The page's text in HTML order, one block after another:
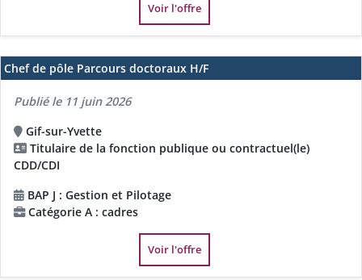
Voir l'offre
Chef de pôle Parcours doctoraux H/F
Publié le 11 juin 2026
Gif-sur-Yvette
Titulaire de la fonction publique ou contractuel(le)
CDD/CDI
BAP J : Gestion et Pilotage
Catégorie A : cadres
Voir l'offre